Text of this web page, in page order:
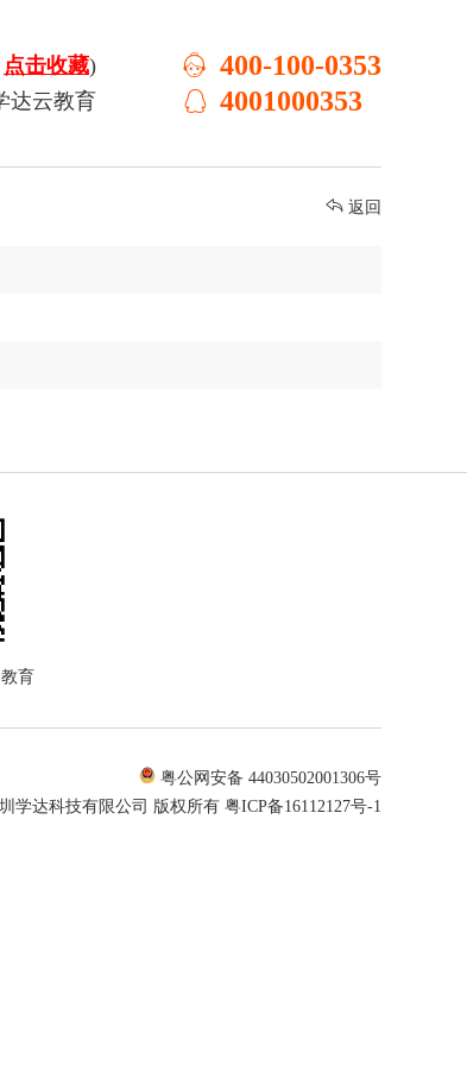
400-100-0353
4001000353
点击收藏)
达云教育
返回
育
粤公网安备 44030502001306号
学达科技有限公司 版权所有 粤ICP备16112127号-1